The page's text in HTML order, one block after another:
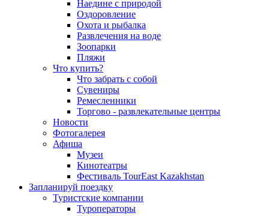
Наедине с природой
Оздоровление
Охота и рыбалка
Развлечения на воде
Зоопарки
Пляжи
Что купить?
Что забрать с собой
Сувениры
Ремесленники
Торгово - развлекательные центры
Новости
Фотогалерея
Афиша
Музеи
Кинотеатры
Фестиваль TourEast Kazakhstan
Запланируй поездку
Туристские компании
Туроператоры